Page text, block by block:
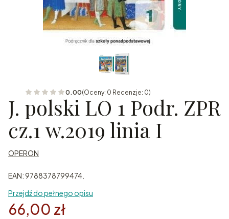
0.00(Oceny: 0 Recenzje: 0)
J. polski LO 1 Podr. ZPR
cz.1 w.2019 linia I
OPERON
EAN: 9788378799474.
Przejdź do pełnego opisu
66,00 zł